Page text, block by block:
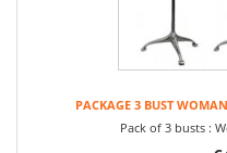
PACKAGE 3 BUST
Pack of 3 busts :